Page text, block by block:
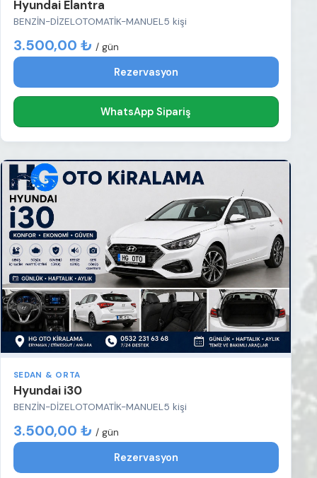
Hyundai Elantra
BENZİN-DİZELOTOMATİK-MANUEL5 kişi
3.500,00 ₺ / gün
Rezervasyon
WhatsApp Sipariş
SEDAN & ORTA
Hyundai i30
BENZİN-DİZELOTOMATİK-MANUEL5 kişi
3.500,00 ₺ / gün
Rezervasyon